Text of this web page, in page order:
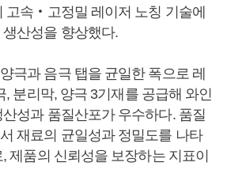
고속‧고정밀 레이저 노칭 기술에
산성을 향상했다.
극과 음극 탭을 균일한 폭으로 레
, 분리막, 양극 3기재를 공급해 와인
성과 품질산포가 우수하다. 품질
재료의 균일성과 정밀도를 나타
제품의 신뢰성을 보장하는 지표이